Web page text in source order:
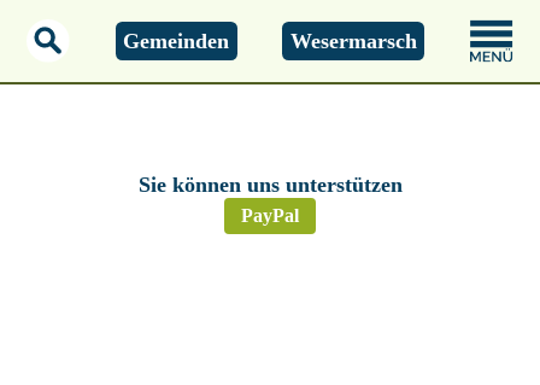
Gemeinden Wesermarsch
Sie können uns unterstützen
PayPal